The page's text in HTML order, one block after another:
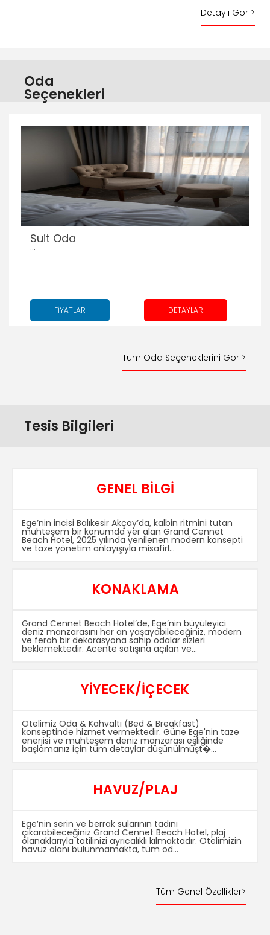
Detaylı Gör >
Oda
Seçenekleri
Suit Oda
...
FİYATLAR DETAYLAR
Tüm Oda Seçeneklerini Gör >
Tesis Bilgileri
GENEL BİLGİ
Ege’nin incisi Balıkesir Akçay’da, kalbin ritmini tutan
muhteşem bir konumda yer alan Grand Cennet
Beach Hotel, 2025 yılında yenilenen modern konsepti
ve taze yönetim anlayışıyla misafirl...
KONAKLAMA
Grand Cennet Beach Hotel’de, Ege’nin büyüleyici
deniz manzarasını her an yaşayabileceğiniz, modern
ve ferah bir dekorasyona sahip odalar sizleri
beklemektedir. Acente satışına açılan ve...
YİYECEK/İÇECEK
Otelimiz Oda & Kahvaltı (Bed & Breakfast)
konseptinde hizmet vermektedir. Güne Ege'nin taze
enerjisi ve muhteşem deniz manzarası eşliğinde
başlamanız için tüm detaylar düşünülmüşt�...
HAVUZ/PLAJ
Ege’nin serin ve berrak sularının tadını
çıkarabileceğiniz Grand Cennet Beach Hotel, plaj
olanaklarıyla tatilinizi ayrıcalıklı kılmaktadır. Otelimizin
havuz alanı bulunmamakta, tüm od...
Tüm Genel Özellikler>